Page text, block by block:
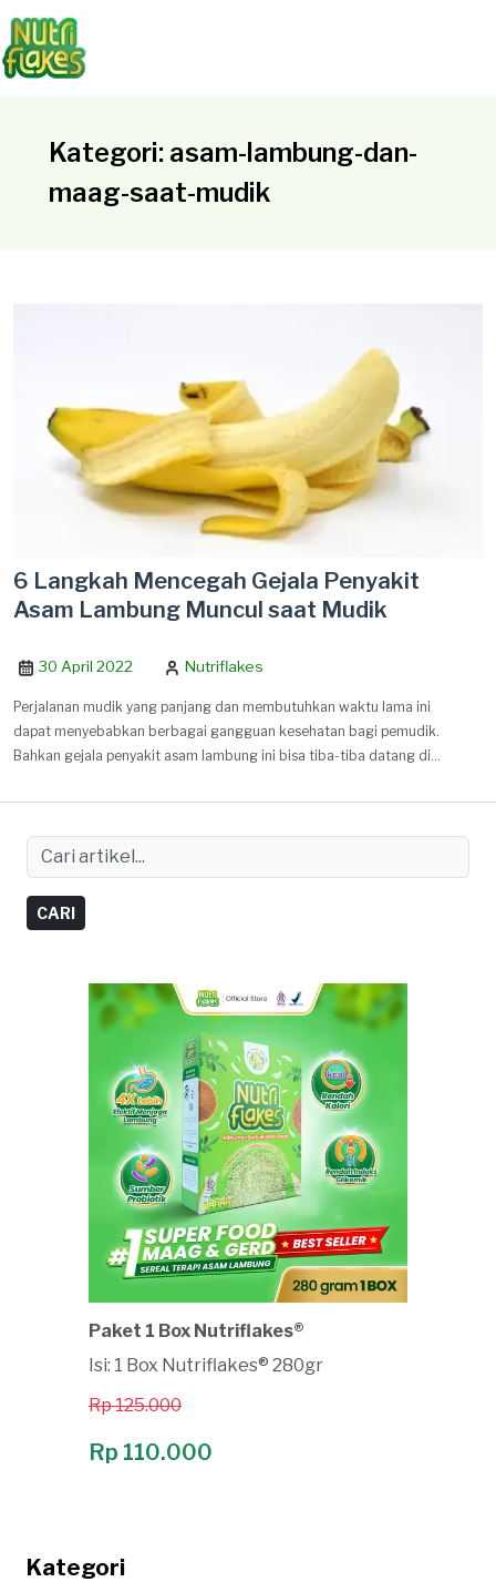
Kategori: asam-lambung-dan-
maag-saat-mudik
6 Langkah Mencegah Gejala Penyakit
Asam Lambung Muncul saat Mudik
30 April 2022 Nutriflakes
Perjalanan mudik yang panjang dan membutuhkan waktu lama ini
dapat menyebabkan berbagai gangguan kesehatan bagi pemudik.
Bahkan gejala penyakit asam lambung ini bisa tiba-tiba datang di
CARI
Paket 1 Box Nutriflakes®
Isi: 1 Box Nutriflakes® 280gr
Rp 125.000
Rp 110.000
Kategori